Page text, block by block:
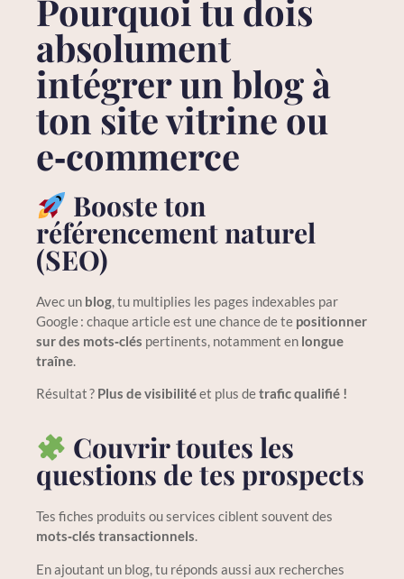
Pourquoi tu dois
absolument
intégrer un blog à
ton site vitrine ou
e‑commerce
Booste ton
référencement naturel
(SEO)
Avec un blog, tu multiplies les pages indexables par
Google : chaque article est une chance de te positionner
sur des mots‑clés pertinents, notamment en longue
traîne.
Résultat ? Plus de visibilitéet plus detrafic qualifié !
Couvrir toutes les
questions de tes prospects
Tes fiches produits ou services ciblent souvent des
mots‑clés transactionnels.
En ajoutant un blog, tu réponds aussi aux recherches